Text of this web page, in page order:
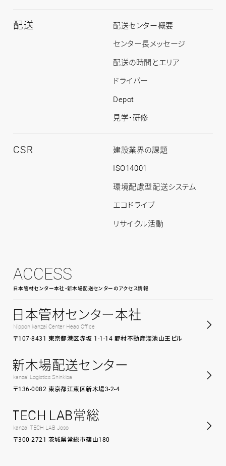
配送 配
送
ト
ッ
配送センター概要
センター長メッセージ
配送の時間とエリア
ドライバー
Depot
見学・研修
CSR CSR
ト
ッ
プ
建設業界の課題
ISO14001
環境配慮型配送システム
エコドライブ
リサイクル活動
ACCESS
日本管材センター本社・新木場配送センターのアクセス情報
日本管材センター本社
Nippon kanzai Center Head Office
〒107-8431 東京都港区赤坂 1-1-14 野村不動産溜池山王ビル
新木場配送センター
kanzai Logistics Shinkiba
〒136-0082 東京都江東区新木場3-2-4
TECH LAB常総
kanzai TECH LAB Joso
〒300-2721 茨城県常総市篠山180